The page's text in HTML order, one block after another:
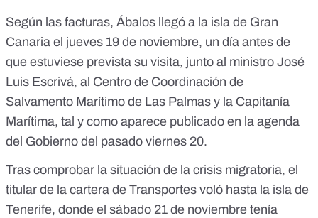
Según las facturas, Ábalos llegó a la isla de Gran
Canaria el jueves 19 de noviembre, un día antes de
que estuviese prevista su visita, junto al ministro José
Luis Escrivá, al Centro de Coordinación de
Salvamento Marítimo de Las Palmas y la Capitanía
Marítima, tal y como aparece publicado en la agenda
del Gobierno del pasado viernes 20.
Tras comprobar la situación de la crisis migratoria, el
titular de la cartera de Transportes voló hasta la isla de
Tenerife, donde el sábado 21 de noviembre tenía